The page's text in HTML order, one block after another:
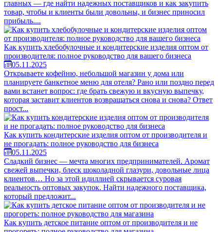
главных — где найти надежных поставщиков и как закупить
товар, чтобы и клиенты были довольны, и бизнес приносил
прибыль....
Как купить хлебобулочные и кондитерские изделия оптом от
производителя: полное руководство для вашего бизнеса
05.11.2025
Открываете кофейню, небольшой магазин у дома или
планируете банкетное меню для отеля? Рано или поздно перед
вами встанет вопрос: где брать свежую и вкусную выпечку,
которая заставит клиентов возвращаться снова и снова? Ответ
прост...
Как купить кондитерские изделия оптом от производителя и
не прогадать: полное руководство для бизнеса
05.11.2025
Сладкий бизнес — мечта многих предпринимателей. Аромат
свежей выпечки, блеск шоколадной глазури, довольные лица
клиентов… Но за этой идиллией скрывается суровая
реальность оптовых закупок. Найти надежного поставщика,
который предложит...
Как купить детское питание оптом от производителя и не